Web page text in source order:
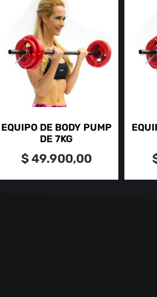
EQUIPO DE BODY PUMP
DE 7KG
$49.900,00